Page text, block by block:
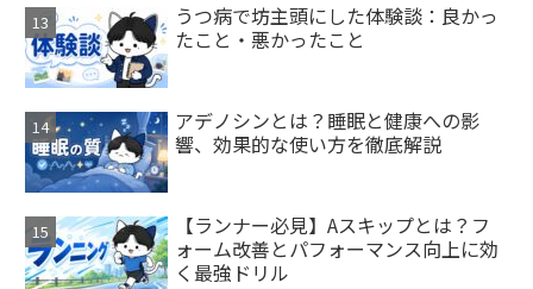
うつ病で坊主頭にした体験談：良かっ
たこと・悪かったこと
アデノシンとは？睡眠と健康への影
響、効果的な使い方を徹底解説
【ランナー必見】Aスキップとは？フ
ォーム改善とパフォーマンス向上に効
く最強ドリル